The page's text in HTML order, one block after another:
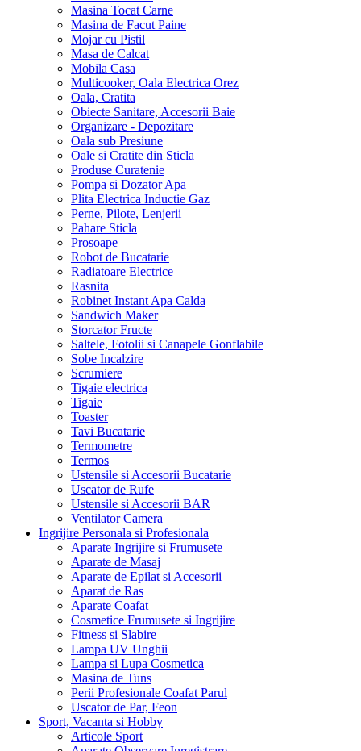
Masina Tocat Carne
Masina de Facut Paine
Mojar cu Pistil
Masa de Calcat
Mobila Casa
Multicooker, Oala Electrica Orez
Oala, Cratita
Obiecte Sanitare, Accesorii Baie
Organizare - Depozitare
Oala sub Presiune
Oale si Cratite din Sticla
Produse Curatenie
Pompa si Dozator Apa
Plita Electrica Inductie Gaz
Perne, Pilote, Lenjerii
Pahare Sticla
Prosoape
Robot de Bucatarie
Radiatoare Electrice
Rasnita
Robinet Instant Apa Calda
Sandwich Maker
Storcator Fructe
Saltele, Fotolii si Canapele Gonflabile
Sobe Incalzire
Scrumiere
Tigaie electrica
Tigaie
Toaster
Tavi Bucatarie
Termometre
Termos
Ustensile si Accesorii Bucatarie
Uscator de Rufe
Ustensile si Accesorii BAR
Ventilator Camera
Ingrijire Personala si Profesionala
Aparate Ingrijire si Frumusete
Aparate de Masaj
Aparate de Epilat si Accesorii
Aparat de Ras
Aparate Coafat
Cosmetice Frumusete si Ingrijire
Fitness si Slabire
Lampa UV Unghii
Lampa si Lupa Cosmetica
Masina de Tuns
Perii Profesionale Coafat Parul
Uscator de Par, Feon
Sport, Vacanta si Hobby
Articole Sport